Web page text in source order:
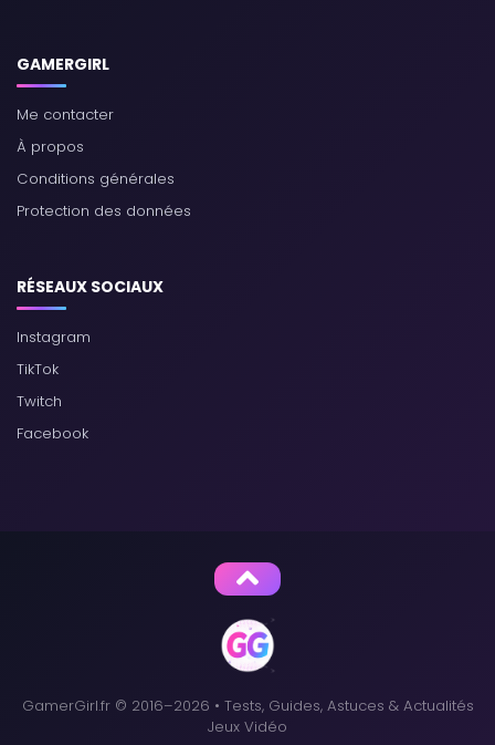
GAMERGIRL
Me contacter
À propos
Conditions générales
Protection des données
RÉSEAUX SOCIAUX
Instagram
TikTok
Twitch
Facebook
GamerGirl.fr © 2016–2026 • Tests, Guides, Astuces & Actualités
Jeux Vidéo